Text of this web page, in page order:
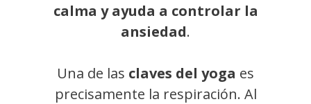
calma y ayuda a controlar la
ansiedad.
Una de las claves del yoga es
precisamente la respiración. Al